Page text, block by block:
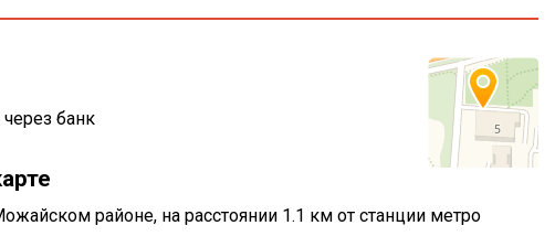
банк
районе, на расстоянии 1.1 км от станции метро